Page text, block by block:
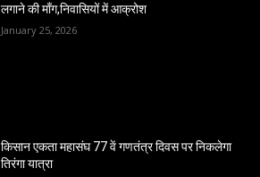
लगाने की माँग,निवासियों में आक्रोश
January 25, 2026
किसान एकता महासंघ 77 वें गणतंत्र दिवस पर निकलेगा
तिरंगा यात्रा